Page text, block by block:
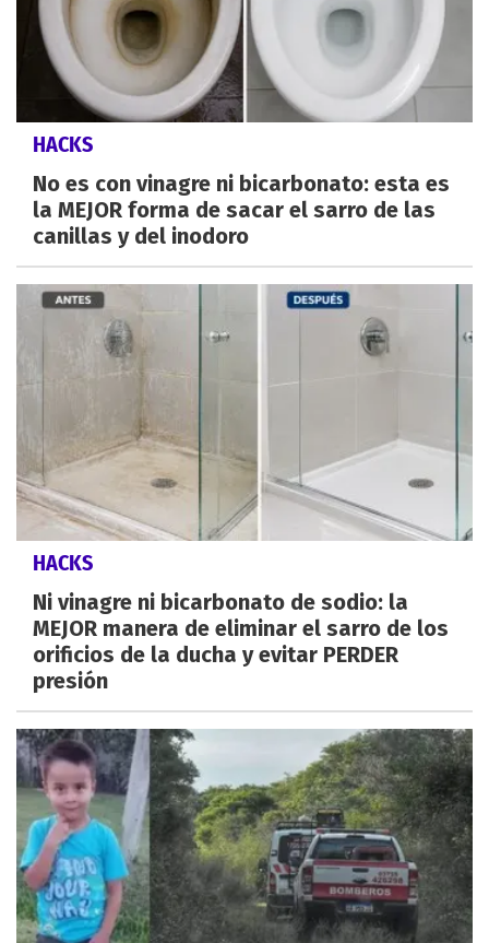
HACKS
No es con vinagre ni bicarbonato: esta es
la MEJOR forma de sacar el sarro de las
canillas y del inodoro
HACKS
Ni vinagre ni bicarbonato de sodio: la
MEJOR manera de eliminar el sarro de los
orificios de la ducha y evitar PERDER
presión